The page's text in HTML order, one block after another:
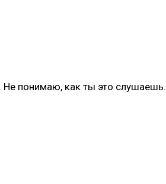
Не понимаю, как ты это слушаешь.